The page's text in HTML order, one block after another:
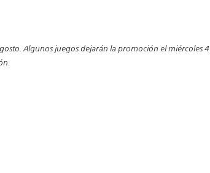
Algunos juegos dejarán la promoción el miércoles 4